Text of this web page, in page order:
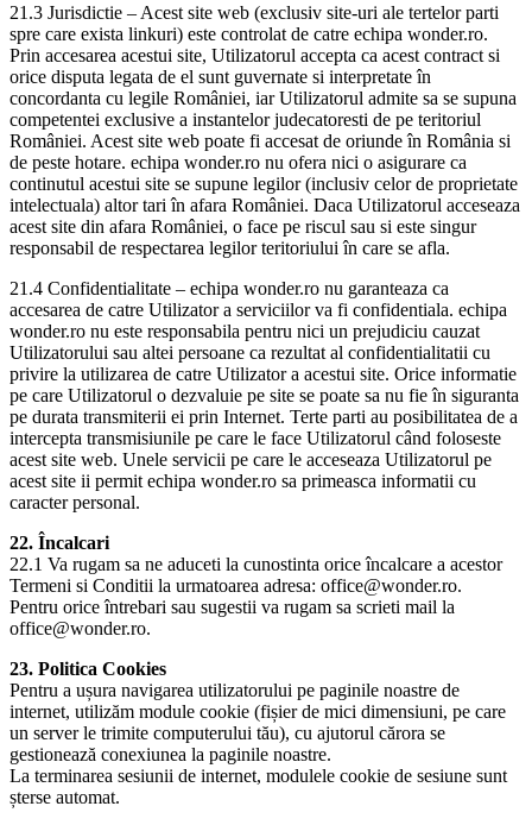
21.3 Jurisdictie – Acest site web (exclusiv site-uri ale tertelor parti
spre care exista linkuri) este controlat de catre echipa wonder.ro.
Prin accesarea acestui site, Utilizatorul accepta ca acest contract si
orice disputa legata de el sunt guvernate si interpretate în
concordanta cu legile României, iar Utilizatorul admite sa se supuna
competentei exclusive a instantelor judecatoresti de pe teritoriul
României. Acest site web poate fi accesat de oriunde în România si
de peste hotare. echipa wonder.ro nu ofera nici o asigurare ca
continutul acestui site se supune legilor (inclusiv celor de proprietate
intelectuala) altor tari în afara României. Daca Utilizatorul acceseaza
acest site din afara României, o face pe riscul sau si este singur
responsabil de respectarea legilor teritoriului în care se afla.
21.4 Confidentialitate – echipa wonder.ro nu garanteaza ca
accesarea de catre Utilizator a serviciilor va fi confidentiala. echipa
wonder.ro nu este responsabila pentru nici un prejudiciu cauzat
Utilizatorului sau altei persoane ca rezultat al confidentialitatii cu
privire la utilizarea de catre Utilizator a acestui site. Orice informatie
pe care Utilizatorul o dezvaluie pe site se poate sa nu fie în siguranta
pe durata transmiterii ei prin Internet. Terte parti au posibilitatea de a
intercepta transmisiunile pe care le face Utilizatorul când foloseste
acest site web. Unele servicii pe care le acceseaza Utilizatorul pe
acest site ii permit echipa wonder.ro sa primeasca informatii cu
caracter personal.
22. Încalcari
22.1 Va rugam sa ne aduceti la cunostinta orice încalcare a acestor
Termeni si Conditii la urmatoarea adresa: office@wonder.ro.
Pentru orice întrebari sau sugestii va rugam sa scrieti mail la
office@wonder.ro.
23. Politica Cookies
Pentru a ușura navigarea utilizatorului pe paginile noastre de
internet, utilizăm module cookie (fișier de mici dimensiuni, pe care
un server le trimite computerului tău), cu ajutorul cărora se
gestionează conexiunea la paginile noastre.
La terminarea sesiunii de internet, modulele cookie de sesiune sunt
șterse automat.